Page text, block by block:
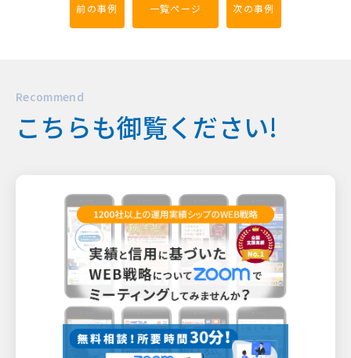
前の事例 一覧ページ 次の事例
Recommend
こちらも御覧ください!